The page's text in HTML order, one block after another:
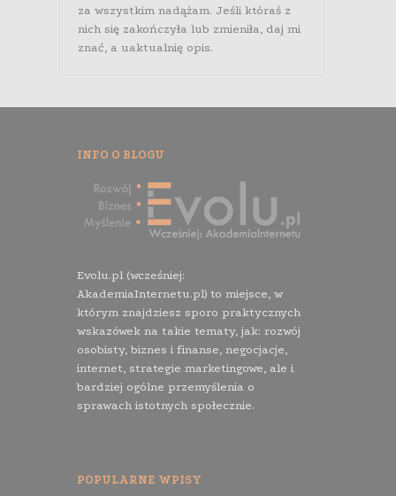
za wszystkim nadążam. Jeśli któraś z
nich się zakończyła lub zmieniła, daj mi
znać, a uaktualnię opis.
INFO O BLOGU
Evolu.pl (wcześniej:
AkademiaInternetu.pl) to miejsce, w
którym znajdziesz sporo praktycznych
wskazówek na takie tematy, jak: rozwój
osobisty, biznes i finanse, negocjacje,
internet, strategie marketingowe, ale i
bardziej ogólne przemyślenia o
sprawach istotnych społecznie.
POPULARNE WPISY